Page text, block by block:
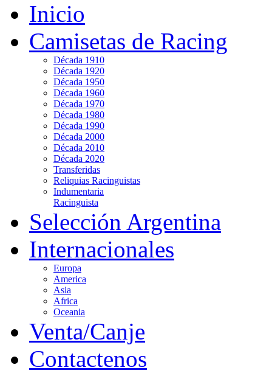
Inicio
Camisetas de Racing
Década 1910
Década 1920
Década 1950
Década 1960
Década 1970
Década 1980
Década 1990
Década 2000
Década 2010
Década 2020
Transferidas
Reliquias Racinguistas
Indumentaria
Racinguista
Selección Argentina
Internacionales
Europa
America
Asia
Africa
Oceania
Venta/Canje
Contactenos